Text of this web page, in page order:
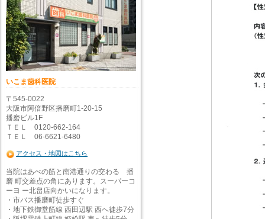
いこま歯科医院
〒545-0022
大阪市阿倍野区播磨町1-20-15
播磨ビル1F
ＴＥＬ 0120-662-164
ＴＥＬ 06-6621-6480
アクセス・地図はこちら
当院はあべの筋と南港通りの交わる 播
磨 町交差点の角にあります。スーパーコ
ーヨ ー北畠店向かいになります。
・市バス播磨町徒歩すぐ
・地下鉄御堂筋線 西田辺駅 西へ徒歩7分